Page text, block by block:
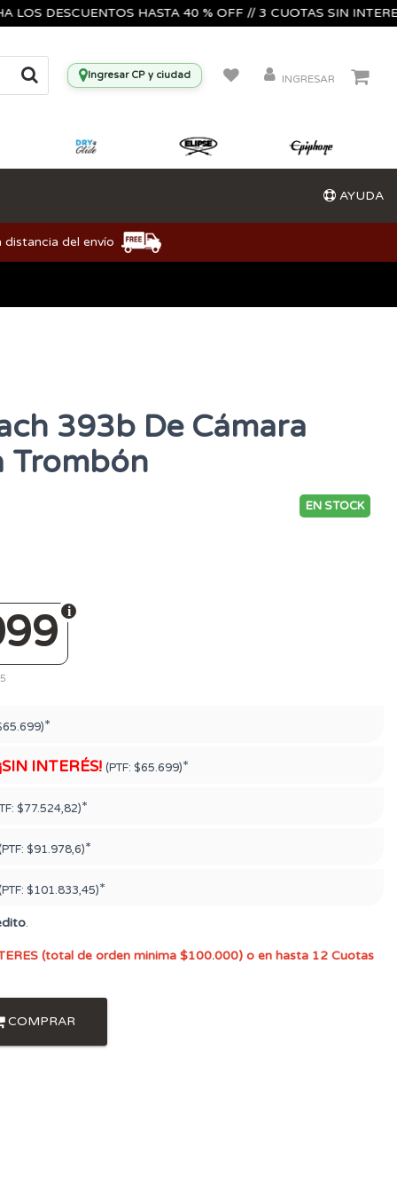
DESCUENTOS HASTA 40 % OFF // 3 CUOTAS SIN
Ingresar CP y ciudad INGRESAR
AYUDA
del envío
393b De Cámara
Trombón
EN STOCK
*
INTERÉS! (PTF: $65.699)*
$77.524,82)*
$91.978,6)*
$101.833,45)*
.
(total de orden minima $100.000) o en hasta 12 Cuotas
COMPRAR